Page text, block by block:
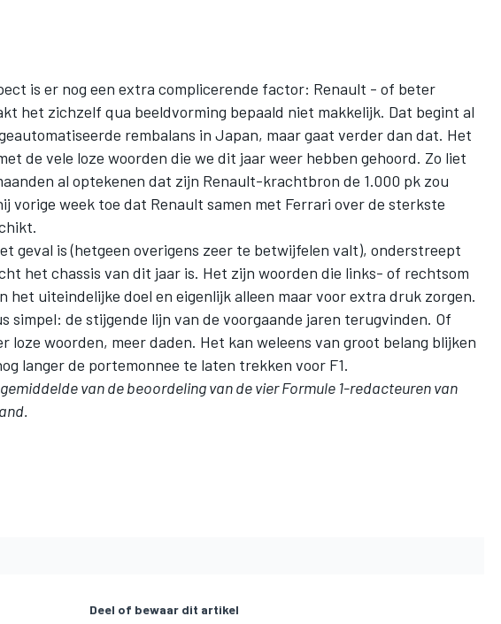
is er nog een extra complicerende factor: Renault - of beter
het zichzelf qua beeldvorming bepaald niet makkelijk. Dat begint al
rembalans in Japan, maar gaat verder dan dat. Het
de vele loze woorden die we dit jaar weer hebben gehoord. Zo liet
al optekenen dat zijn Renault-krachtbron de 1.000 pk zou
vorige week toe dat Renault samen met Ferrari over de sterkste
geval is (hetgeen overigens zeer te betwijfelen valt), onderstreept
het chassis van dit jaar is. Het zijn woorden die links- of rechtsom
het uiteindelijke doel en eigenlijk alleen maar voor extra druk zorgen.
simpel: de stijgende lijn van de voorgaande jaren terugvinden. Of
loze woorden, meer daden. Het kan weleens van groot belang blijken
langer de portemonnee te laten trekken voor F1.
van de beoordeling van de vier Formule 1-redacteuren van
Deel of bewaar dit artikel